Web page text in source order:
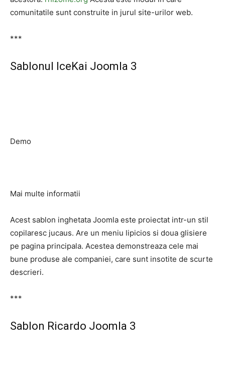
comunitatile sunt construite in jurul site-urilor web.
***
Sablonul IceKai Joomla 3
Demo
Mai multe informatii
Acest sablon inghetata Joomla este proiectat intr-un stil
copilaresc jucaus. Are un meniu lipicios si doua glisiere
pe pagina principala. Acestea demonstreaza cele mai
bune produse ale companiei, care sunt insotite de scurte
descrieri.
***
Sablon Ricardo Joomla 3